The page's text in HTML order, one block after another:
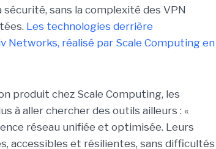
sans la complexité des VPN
Les technologies derrière
Networks, réalisé par Scale Computing en
produit chez Scale Computing, les
à aller chercher des outils ailleurs : «
réseau unifiée et optimisée. Leurs
accessibles et résilientes, sans difficultés